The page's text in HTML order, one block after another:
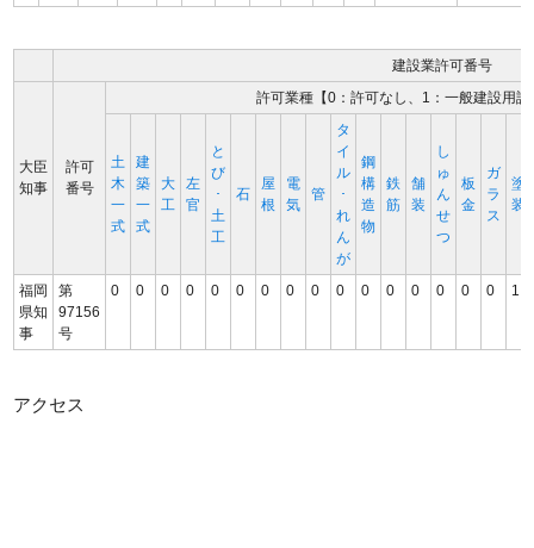
建設業許可番号
大臣
知事
許可
番号
許可業種【0：許可なし、1：一般建設用
土
木
一
式
建
築
一
式
大
工
左
官
と
び
･
土
工
石
屋
根
電
気
管
タ
イ
ル
･
れ
ん
が
鋼
構
造
物
鉄
筋
舗
装
し
ゅ
ん
せ
つ
板
金
ガ
ラ
ス
塗
装
福岡
県知
事
第
97156
号
0 0 0 0 0 0 0 0 0 0 0 0 0 0 0 0 1
アクセス